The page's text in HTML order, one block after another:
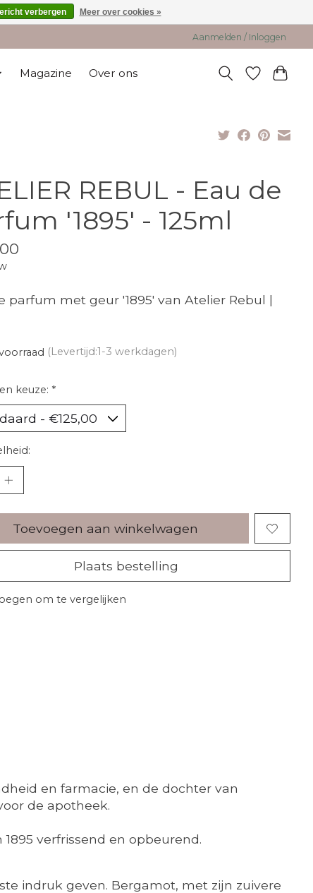
Aanmelden / Inloggen
Magazine Over ons
REBUL - Eau de
'1895' - 125ml
parfum met geur '1895' van Atelier Rebul |
(Levertijd:1-3 werkdagen)
keuze: *
Toevoegen aan winkelwagen
Plaats bestelling
om te vergelijken
en farmacie, en de dochter van
de apotheek.
verfrissend en opbeurend.
indruk geven. Bergamot, met zijn zuivere
verbergen Meer over cookies »